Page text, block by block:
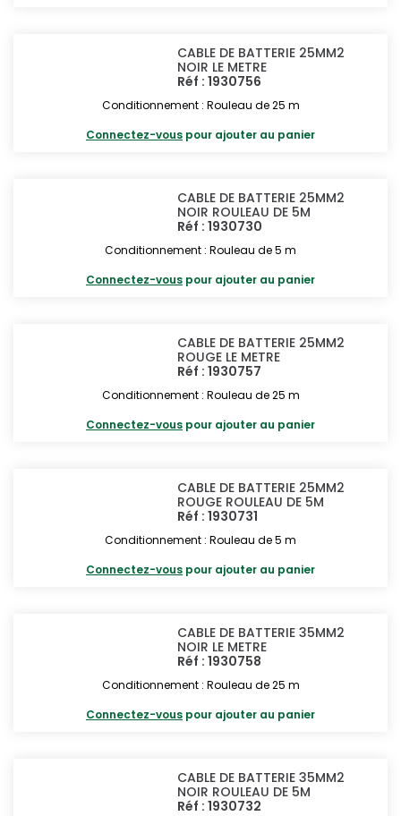
CABLE DE BATTERIE 25MM2
NOIR LE METRE
Réf : 1930756
Conditionnement : Rouleau de 25 m
Connectez-vous pour ajouter au panier
CABLE DE BATTERIE 25MM2
NOIR ROULEAU DE 5M
Réf : 1930730
Conditionnement : Rouleau de 5 m
Connectez-vous pour ajouter au panier
CABLE DE BATTERIE 25MM2
ROUGE LE METRE
Réf : 1930757
Conditionnement : Rouleau de 25 m
Connectez-vous pour ajouter au panier
CABLE DE BATTERIE 25MM2
ROUGE ROULEAU DE 5M
Réf : 1930731
Conditionnement : Rouleau de 5 m
Connectez-vous pour ajouter au panier
CABLE DE BATTERIE 35MM2
NOIR LE METRE
Réf : 1930758
Conditionnement : Rouleau de 25 m
Connectez-vous pour ajouter au panier
CABLE DE BATTERIE 35MM2
NOIR ROULEAU DE 5M
Réf : 1930732